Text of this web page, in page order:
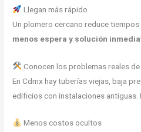
Llegan más rápido
Un plomero cercano reduce
menos espera y solución
Conocen los problemas reales de
En Cdmx hay tuberías viejas, baja
edificios con instalaciones antiguas.
Menos costos ocultos